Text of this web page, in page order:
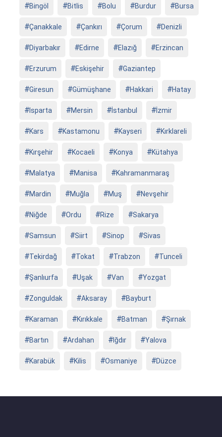
Bingöl Bitlis Bolu Burdur Bursa
Çanakkale Çankırı Çorum Denizli
Diyarbakır Edirne Elazığ Erzincan
Erzurum Eskişehir Gaziantep
Giresun Gümüşhane Hakkari Hatay
Isparta Mersin İstanbul İzmir
Kars Kastamonu Kayseri Kırklareli
Kırşehir Kocaeli Konya Kütahya
Malatya Manisa Kahramanmaraş
Mardin Muğla Muş Nevşehir
Niğde Ordu Rize Sakarya
Samsun Siirt Sinop Sivas
Tekirdağ Tokat Trabzon Tunceli
Şanlıurfa Uşak Van Yozgat
Zonguldak Aksaray Bayburt
Karaman Kırıkkale Batman Şırnak
Bartın Ardahan Iğdır Yalova
Karabük Kilis Osmaniye Düzce